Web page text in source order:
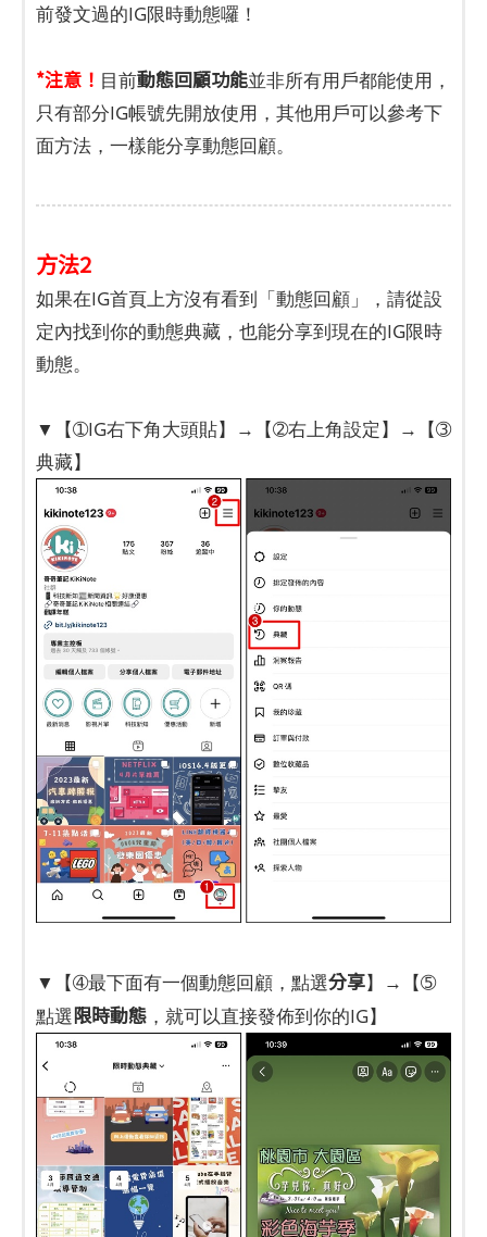
前發文過的IG限時動態囉！
*注意！ 目前動態回顧功能並非所有用戶都能使用，
只有部分IG帳號先開放使用，其他用戶可以參考下
面方法，一樣能分享動態回顧。
方法2
如果在IG首頁上方沒有看到「動態回顧」，請從設
定內找到你的動態典藏，也能分享到現在的IG限時
動態。
▼【➀IG右下角大頭貼】→【➁右上角設定】→【➂
典藏】
▼【➃最下面有一個動態回顧，點選分享】→【➄
點選限時動態 ，就可以直接發佈到你的IG】